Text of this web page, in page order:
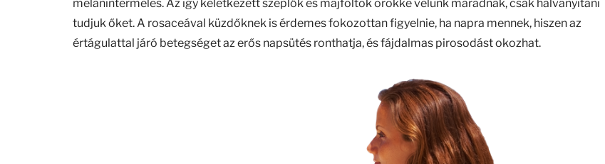
melanintermelés. Az így keletkezett szeplők és májfoltok örökké velünk maradnak, csak halványítani
tudjuk őket. A rosaceával küzdőknek is érdemes fokozottan figyelnie, ha napra mennek, hiszen az
értágulattal járó betegséget az erős napsütés ronthatja, és fájdalmas pirosodást okozhat.